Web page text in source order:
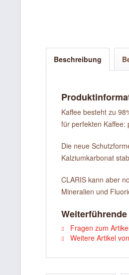
Beschreibung
Kaffee besteht zu
für perfekten Kaffee:
Die neue
Kalziumkarbonat
CLARIS kann aber
Mineralien und
Fragen zum
Weitere Artikel